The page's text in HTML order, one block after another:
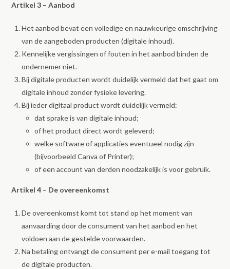
Artikel 3 – Aanbod
Het aanbod bevat een volledige en nauwkeurige omschrijving
van de aangeboden producten (digitale inhoud).
Kennelijke vergissingen of fouten in het aanbod binden de
ondernemer niet.
Bij digitale producten wordt duidelijk vermeld dat het gaat om
digitale inhoud zonder fysieke levering.
Bij ieder digitaal product wordt duidelijk vermeld:
dat sprake is van digitale inhoud;
of het product direct wordt geleverd;
welke software of applicaties eventueel nodig zijn
(bijvoorbeeld Canva of Printer);
of een account van derden noodzakelijk is voor gebruik.
Artikel 4 – De overeenkomst
De overeenkomst komt tot stand op het moment van
aanvaarding door de consument van het aanbod en het
voldoen aan de gestelde voorwaarden.
Na betaling ontvangt de consument per e-mail toegang tot
de digitale producten.